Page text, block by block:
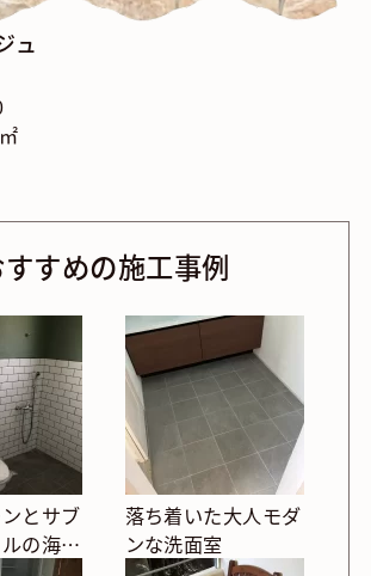
ュ
すめの施工事例
とサブ
の海外
落ち着いた大人モダ
ンな洗面室